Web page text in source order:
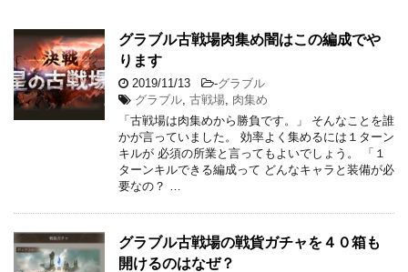
グラブル古戦場肉集め闇はこの編成でや
ります
2019/11/13 -グラブル
グラブル 古戦場 肉集め
「古戦場は肉集めから勝負です。」 そんなことを誰
かが言っていました。 効率よく集めるには１ターン
キルが 必須の所業と言ってもよいでしょう。 「１
ターンキルできる編成って どんなキャラと装備が必
要なの？ …
グラブル古戦場の戦貨ガチャを４０箱も
開けるのはなぜ？